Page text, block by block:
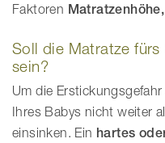
Faktoren
Soll die Matratze
sein?
Um die
Ihres Babys nicht weiter
einsinken. Ein hartes